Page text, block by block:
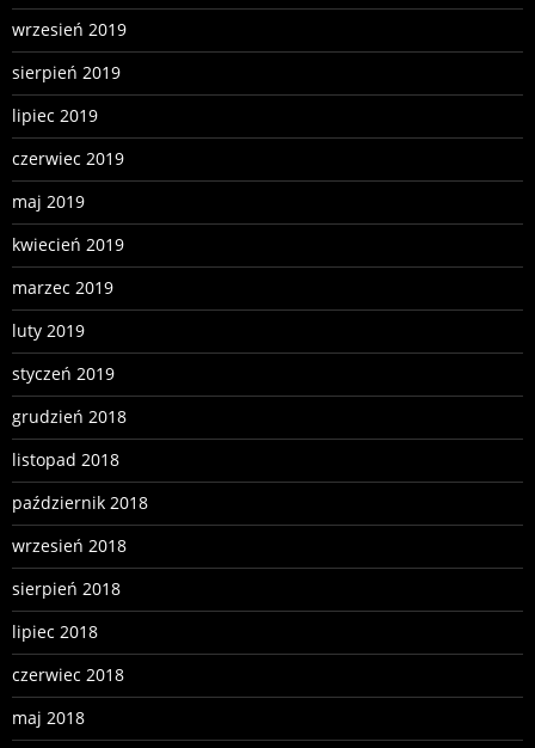
wrzesień 2019
sierpień 2019
lipiec 2019
czerwiec 2019
maj 2019
kwiecień 2019
marzec 2019
luty 2019
styczeń 2019
grudzień 2018
listopad 2018
październik 2018
wrzesień 2018
sierpień 2018
lipiec 2018
czerwiec 2018
maj 2018